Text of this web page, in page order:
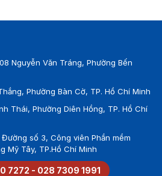
08 Nguyễn Văn Tráng, Phường Bến
Phường Bàn Cờ, TP. Hồ Chí Minh
Thái, Phường Diên Hồng, TP. Hồ Chí
Đường số 3, Công viên Phần mềm
Mỹ Tây, TP.Hồ Chí Minh
7272 - 028 7309 1991